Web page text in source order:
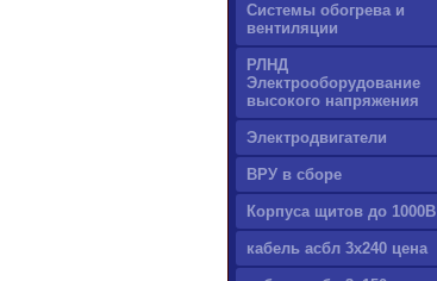
Системы обогрева и
вентиляции
РЛНД
Электрооборудование
высокого напряжения
Электродвигатели
ВРУ в сборе
Корпуса щитов до 1000В
кабель асбл 3х240 цена